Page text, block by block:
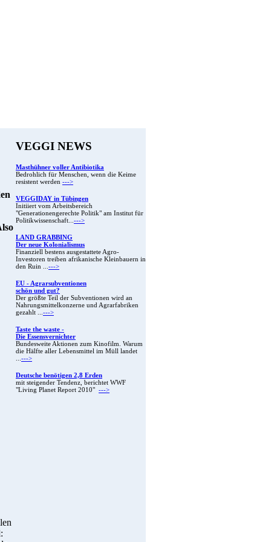
VEGGI NEWS
Masthühner voller Antibiotika
Bedrohlich für Menschen, wenn die Keime
resistent werden --->
VEGGIDAY in Tübingen
Initiiert vom Arbeitsbereich
"Generationengerechte Politik" am Institut für
Politikwissenschaft...--->
LAND GRABBING
Der neue Kolonialismus
Finanziell bestens ausgestattete Agro-
Investoren treiben afrikanische Kleinbauern in
den Ruin ...--->
EU - Agrarsubventionen
schön und gut?
Der größte Teil der Subventionen wird an
Nahrungsmittelkonzerne und Agrarfabriken
gezahlt ...--->
Taste the waste -
Die Essensvernichter
Bundesweite Aktionen zum Kinofilm. Warum
die Hälfte aller Lebensmittel im Müll landet
...--->
Deutsche benötigen 2,8 Erden
mit steigender Tendenz, berichtet WWF
"Living Planet Report 2010" --->